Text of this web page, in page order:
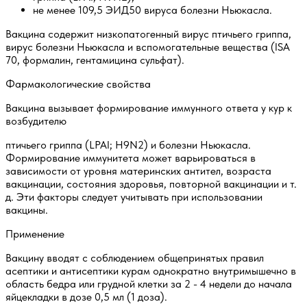
не менее 109,5 ЭИД50 вируса болезни Ньюкасла.
Вакцина содержит низкопатогенный вирус птичьего гриппа,
вирус болезни Ньюкасла и вспомогательные вещества (ISA
70, формалин, гентамицина сульфат).
Фармакологические свойства
Вакцина вызывает формирование иммунного ответа у кур к
возбудителю
птичьего гриппа (LPAI; H9N2) и болезни Ньюкасла.
Формирование иммунитета может варьироваться в
зависимости от уровня материнских антител, возраста
вакцинации, состояния здоровья, повторной вакцинации и т.
д. Эти факторы следует учитывать при использовании
вакцины.
Применение
Вакцину вводят с соблюдением общепринятых правил
асептики и антисептики курам однократно внутримышечно в
область бедра или грудной клетки за 2 - 4 недели до начала
яйцекладки в дозе 0,5 мл (1 доза).